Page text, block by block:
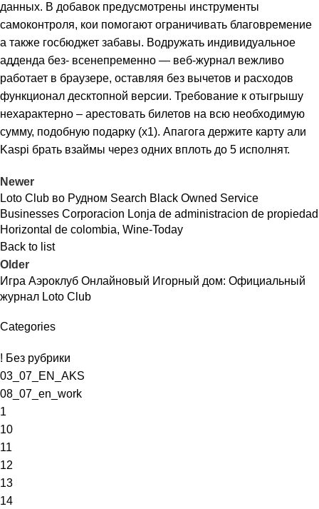
данных. В добавок предусмотрены инструменты
самоконтроля, кои помогают ограничивать благовремение
а также госбюджет забавы. Водружать индивидуальное
адденда без- всенепременно — веб-журнал вежливо
работает в браузере, оставляя без вычетов и расходов
функционал десктопной версии. Требование к отыгрышу
нехарактерно – арестовать билетов на всю необходимую
сумму, подобную подарку (х1). Апагога держите карту али
Kaspi брать взаймы через одних вплоть до 5 исполнят.
Newer
Loto Club во Рудном Search Black Owned Service
Businesses Corporacion Lonja de administracion de propiedad
Horizontal de colombia, Wine-Today
Back to list
Older
Игра Аэроклуб Онлайновый Игорный дом: Официальный
журнал Loto Club
Categories
! Без рубрики
03_07_EN_AKS
08_07_en_work
1
10
11
12
13
14